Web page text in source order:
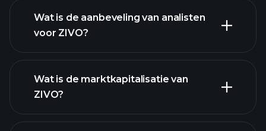
ZIVO
grafiek.
Wat is de aanbeveling van analisten
voor ZIVO?
Wat is de marktkapitalisatie van
ZIVO?